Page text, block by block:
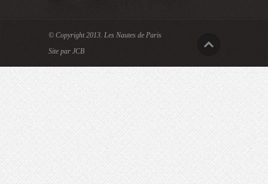
© Copyright 2013. Les Nautes de Paris
Site par JCB